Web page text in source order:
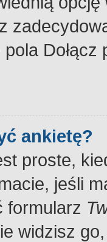
ankietę?
proste,
jeśli
formularz
widzisz